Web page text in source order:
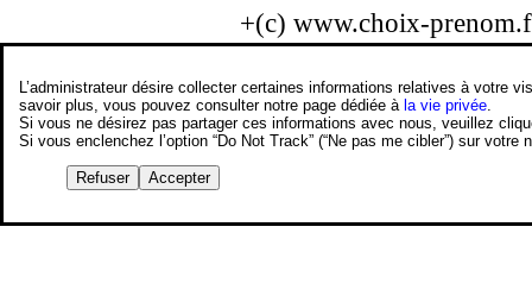
+(c) www.choix-
L’administrateur désire collecter certaines informations relatives à votre
savoir plus, vous pouvez consulter notre page dédiée àla vie privée
Si vous ne désirez pas partager ces informations avec nous, veuillez
Si vous enclenchez l’option “Do Not Track” (“Ne pas me cibler”) sur
Refuser Accepter